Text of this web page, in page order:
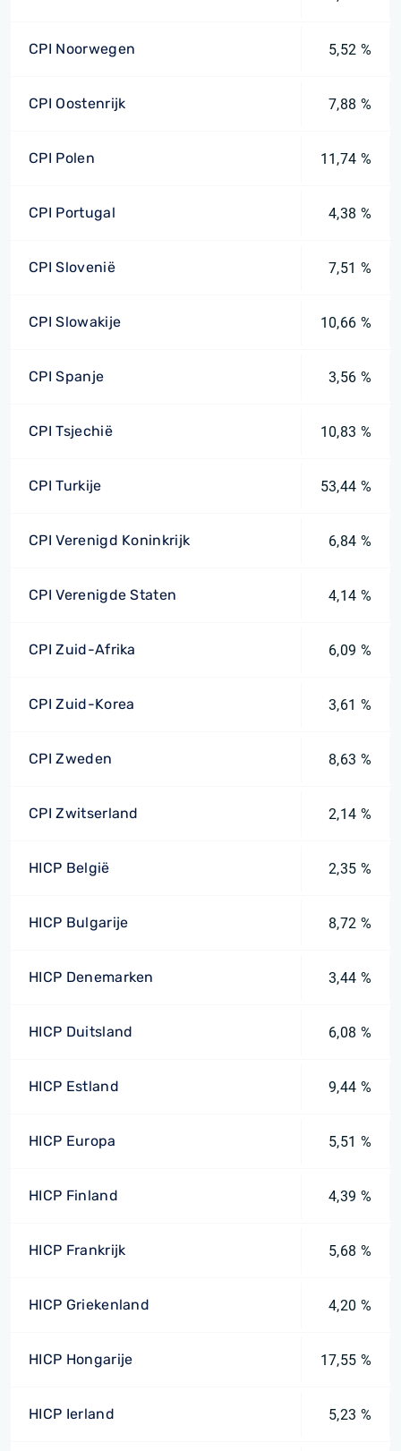
CPI Noorwegen 5,52 %
CPI Oostenrijk 7,88 %
CPI Polen 11,74 %
CPI Portugal 4,38 %
CPI Slovenië 7,51 %
CPI Slowakije 10,66 %
CPI Spanje 3,56 %
CPI Tsjechië 10,83 %
CPI Turkije 53,44 %
CPI Verenigd Koninkrijk 6,84 %
CPI Verenigde Staten 4,14 %
CPI Zuid-Afrika 6,09 %
CPI Zuid-Korea 3,61 %
CPI Zweden 8,63 %
CPI Zwitserland 2,14 %
HICP België 2,35 %
HICP Bulgarije 8,72 %
HICP Denemarken 3,44 %
HICP Duitsland 6,08 %
HICP Estland 9,44 %
HICP Europa 5,51 %
HICP Finland 4,39 %
HICP Frankrijk 5,68 %
HICP Griekenland 4,20 %
HICP Hongarije 17,55 %
HICP Ierland 5,23 %